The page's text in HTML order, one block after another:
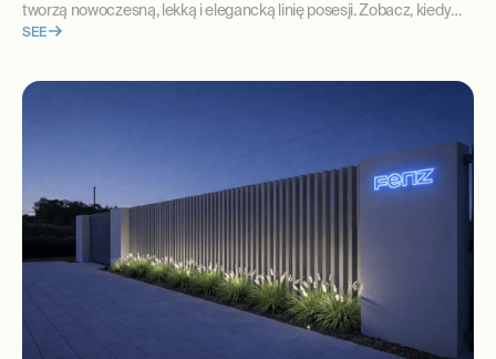
tworzą nowoczesną, lekką i elegancką linię posesji. Zobacz, kiedy
warto wybrać szkło.
SEE